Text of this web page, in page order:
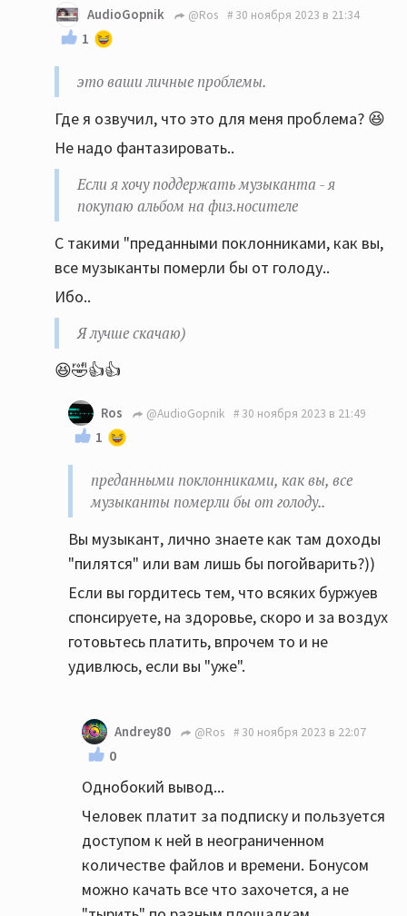
Действительно, зачем платить, когда можно
своровать??)))
Если нравится дяде-буржую платить денежку за
его услуги по предоставлению музыки, это ваши
личные проблемы.
Если я хочу поддержать музыканта - я покупаю
альбом на физ.носителе. ТОЛЬКО наличие
физической копии является подтверждением
того, что вы купили альбом (не читаем
маленькие буковки на обратной стороне
обложки про копирование только) а уж башлять
денюжки буржуям, за пользование их сервисом,
я не стану. Пусть без меня обогощаются. Я
лучше скачаю)
AudioGopnik @Ros 30 ноября 2023 в 21:34
1
это ваши личные проблемы.
Где я озвучил, что это для меня проблема? 😆
Не надо фантазировать..
Если я хочу поддержать музыканта - я
покупаю альбом на физ.носителе
С такими "преданными поклонниками, как вы,
все музыканты померли бы от голоду..
Ибо..
Я лучше скачаю)
😆🤣👍👍
Ros @AudioGopnik 30 ноября 2023 в 21:49
1
преданными поклонниками, как вы, все
музыканты померли бы от голоду..
Вы музыкант, лично знаете как там доходы
"пилятся" или вам лишь бы погойварить?))
Если вы гордитесь тем, что всяких буржуев
спонсируете, на здоровье, скоро и за воздух
готовьтесь платить, впрочем то и не
удивлюсь, если вы "уже".
Andrey80 @Ros 30 ноября 2023 в 22:07
0
Однобокий вывод...
Человек платит за подписку и пользуется
доступом к ней в неограниченном
количестве файлов и времени. Бонусом
можно качать все что захочется, а не